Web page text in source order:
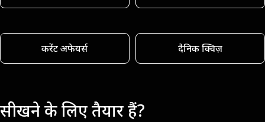
करेंट अफेयर्स दैनिक क्विज़
सीखने के लिए तैयार हैं?